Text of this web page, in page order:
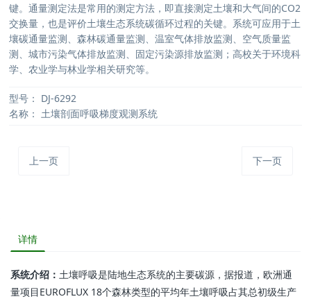
键。通量测定法是常用的测定方法，即直接测定土壤和大气间的CO2
交换量，也是评价土壤生态系统碳循环过程的关键。系统可应用于土
壤碳通量监测、森林碳通量监测、温室气体排放监测、空气质量监
测、城市污染气体排放监测、固定污染源排放监测；高校关于环境科
学、农业学与林业学相关研究等。
型号： DJ-6292
名称： 土壤剖面呼吸梯度观测系统
上一页 下一页
详情
系统介绍： 土壤呼吸是陆地生态系统的主要碳源，据报道，欧洲通
量项目EUROFLUX 18个森林类型的平均年土壤呼吸占其总初级生产